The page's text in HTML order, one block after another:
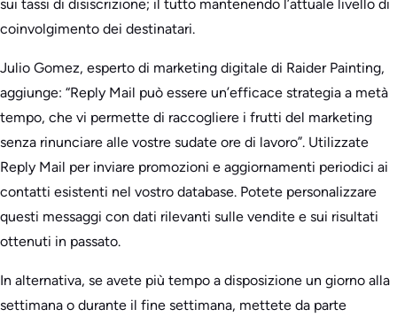
sui tassi di disiscrizione; il tutto mantenendo l’attuale livello di
coinvolgimento dei destinatari.
Julio Gomez, esperto di marketing digitale di Raider Painting,
aggiunge: “Reply Mail può essere un’efficace strategia a metà
tempo, che vi permette di raccogliere i frutti del marketing
senza rinunciare alle vostre sudate ore di lavoro”. Utilizzate
Reply Mail per inviare promozioni e aggiornamenti periodici ai
contatti esistenti nel vostro database. Potete personalizzare
questi messaggi con dati rilevanti sulle vendite e sui risultati
ottenuti in passato.
In alternativa, se avete più tempo a disposizione un giorno alla
settimana o durante il fine settimana, mettete da parte